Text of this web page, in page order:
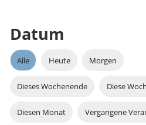
Datum
Alle Heute Morgen
Dieses Wochenende Diese
Diesen Monat Vergangene